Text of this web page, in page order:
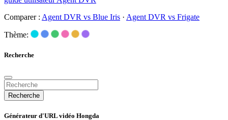
Comparer : Agent DVR vs Blue Iris · Agent DVR vs Frigate
Thème:
Recherche
Recherche
Générateur d'URL vidéo Hongda